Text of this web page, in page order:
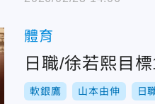
體育
日職/徐若熙目
軟銀鷹 山本由伸 日